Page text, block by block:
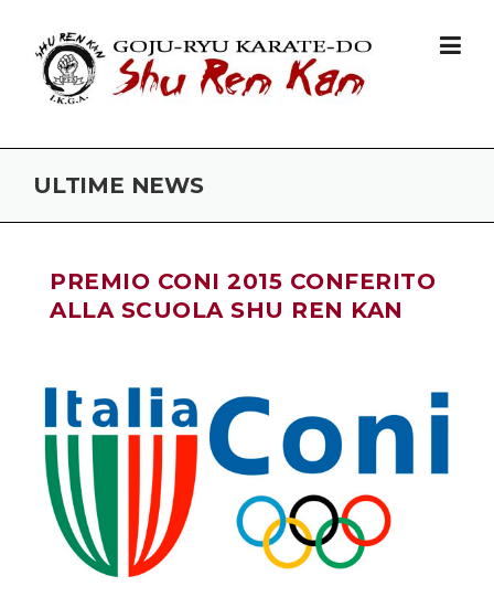
ULTIME NEWS
PREMIO CONI 2015 CONFERITO
ALLA SCUOLA SHU REN KAN